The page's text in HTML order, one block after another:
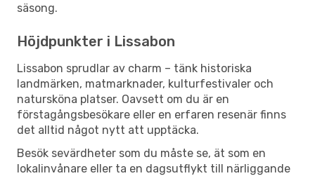
säsong.
Höjdpunkter i Lissabon
Lissabon sprudlar av charm – tänk historiska
landmärken, matmarknader, kulturfestivaler och
natursköna platser. Oavsett om du är en
förstagångsbesökare eller en erfaren resenär finns
det alltid något nytt att upptäcka.
Besök sevärdheter som du måste se, ät som en
lokalinvånare eller ta en dagsutflykt till närliggande